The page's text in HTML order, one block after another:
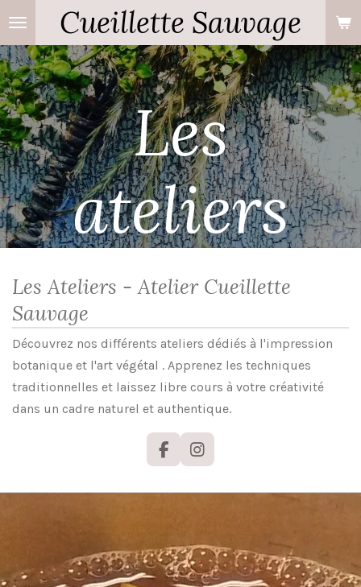
Passer
contenu
principal
Cueillette Sauvage
Les
ateliers
Les Ateliers - Atelier Cueillette
Sauvage
Découvrez nos différents ateliers dédiés à l'impression
botanique et l'art végétal . Apprenez les techniques
traditionnelles et laissez libre cours à votre créativité
dans un cadre naturel et authentique.
F
a
o
k
I
n
r
a
m